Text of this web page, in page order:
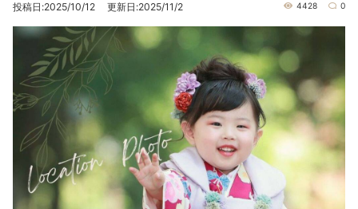
投稿日:2025/10/12 更新日:2025/11/2 4428 0